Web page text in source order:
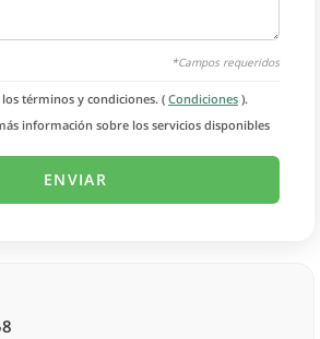
*Campos requeridos
términos y condiciones. (Condiciones ).
información sobre los servicios disponibles